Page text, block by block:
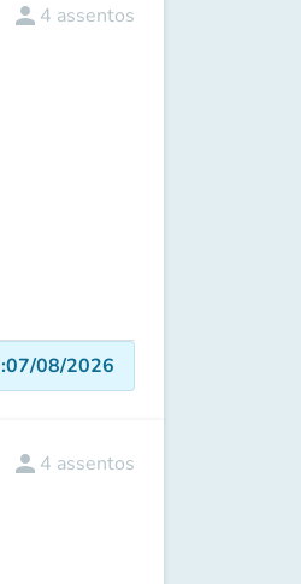
person 4 assentos
:07/08/2026
person 4 assentos